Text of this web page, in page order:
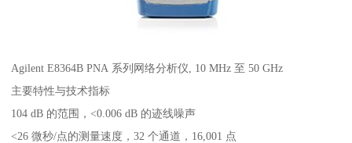
Agilent E8364B PNA 系列网络分析仪, 10 MHz 至 50 GHz
主要特性与技术指标
104 dB 的范围，<0.006 dB 的迹线噪声
<26 微秒/点的测量速度，32 个通道，16,001 点